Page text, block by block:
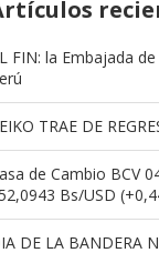
FIN: la Embajada
TRAE DE
de Cambio BCV
Bs/USD
DE LA BANDERA